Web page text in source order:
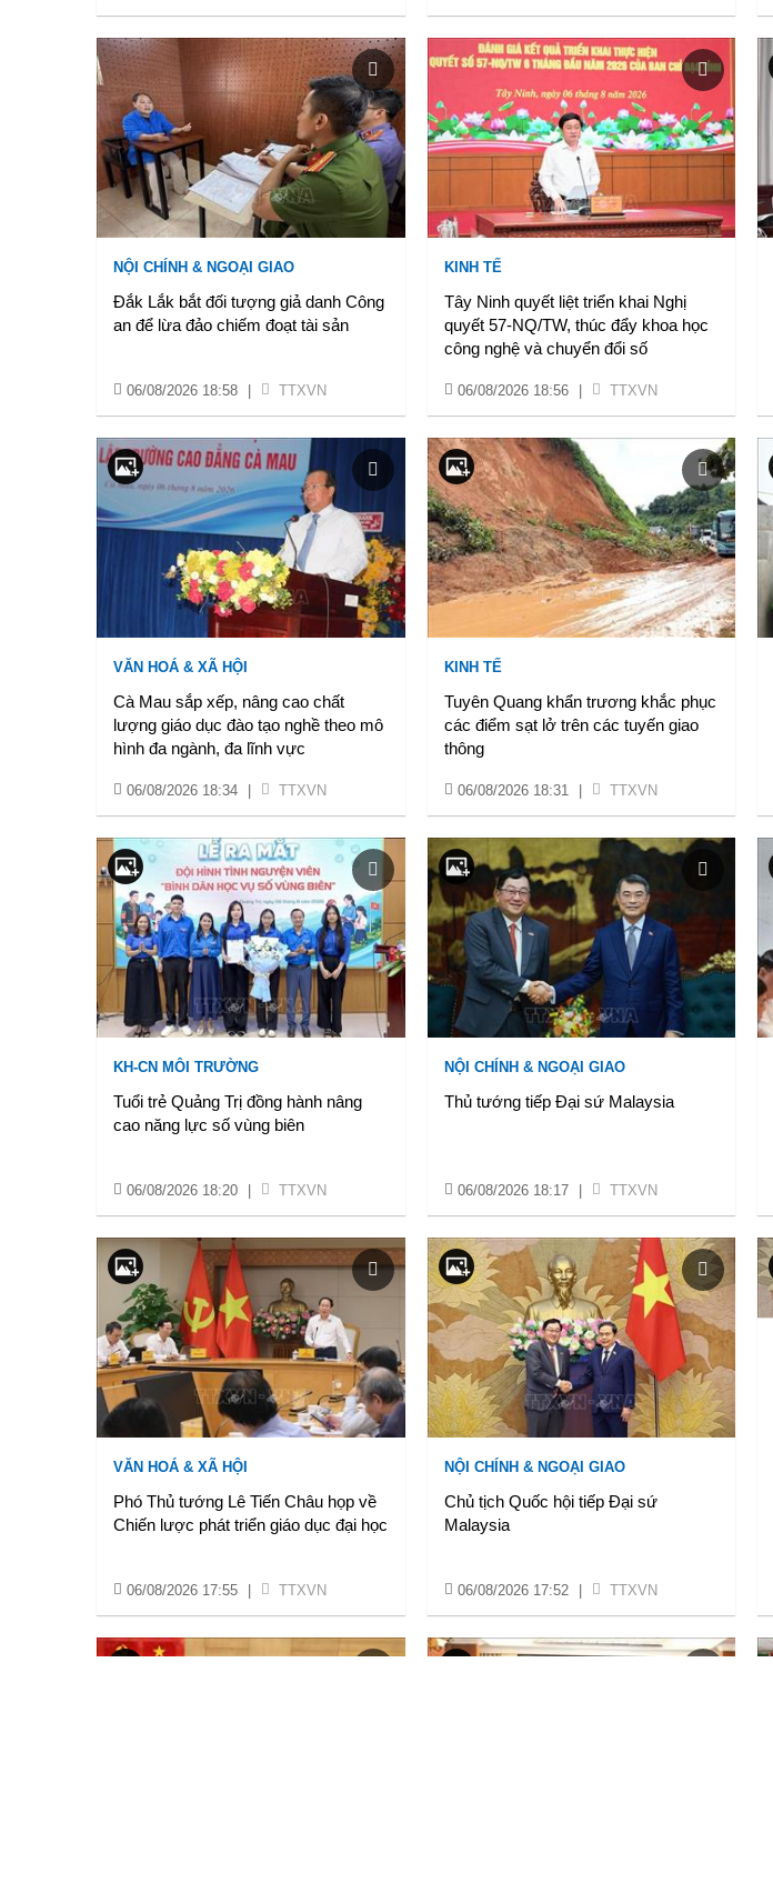
NỘI CHÍNH & NGOẠI GIAO
Đắk Lắk bắt đối tượng giả danh Công
an để lừa đảo chiếm đoạt tài sản
06/08/2026 18:58 TTXVN
KINH TẾ
Tây Ninh quyết liệt triển khai Nghị
quyết 57-NQ/TW, thúc đẩy khoa học
công nghệ và chuyển đổi số
06/08/2026 18:56 TTXVN
VĂN HOÁ & XÃ HỘI
Cà Mau sắp xếp, nâng cao chất
lượng giáo dục đào tạo nghề theo mô
hình đa ngành, đa lĩnh vực
06/08/2026 18:34 TTXVN
KINH TẾ
Tuyên Quang khẩn trương khắc phục
các điểm sạt lở trên các tuyến giao
thông
06/08/2026 18:31 TTXVN
KH-CN MÔI TRƯỜNG
Tuổi trẻ Quảng Trị đồng hành nâng
cao năng lực số vùng biên
06/08/2026 18:20 TTXVN
NỘI CHÍNH & NGOẠI GIAO
Thủ tướng tiếp Đại sứ Malaysia
06/08/2026 18:17 TTXVN
VĂN HOÁ & XÃ HỘI
Phó Thủ tướng Lê Tiến Châu họp về
Chiến lược phát triển giáo dục đại học
06/08/2026 17:55 TTXVN
NỘI CHÍNH & NGOẠI GIAO
Chủ tịch Quốc hội tiếp Đại sứ
Malaysia
06/08/2026 17:52 TTXVN